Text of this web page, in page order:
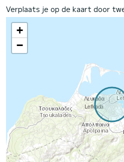
Verplaats je op de kaart door
+
−